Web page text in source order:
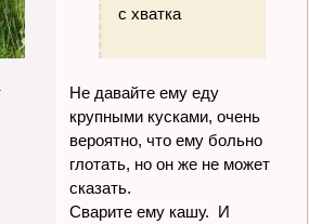
с хватка
Не давайте ему еду
крупными кусками, очень
вероятно, что ему больно
глотать, но он же не может
сказать.
Сварите ему кашу. И